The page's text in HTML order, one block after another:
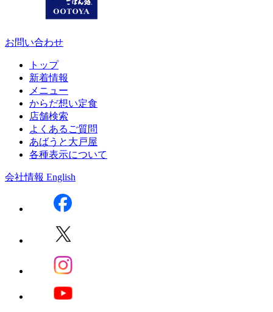
お問い合わせ
トップ
新着情報
メニュー
からだ想い定食
店舗検索
よくあるご質問
あばうと大戸屋
各種表示について
会社情報 English